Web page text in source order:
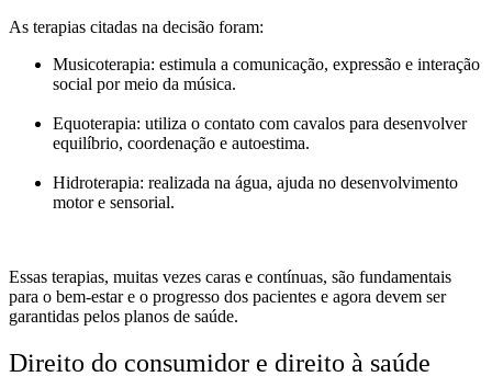
As terapias citadas na decisão foram:
Musicoterapia: estimula a comunicação, expressão e interação
social por meio da música.
Equoterapia: utiliza o contato com cavalos para desenvolver
equilíbrio, coordenação e autoestima.
Hidroterapia: realizada na água, ajuda no desenvolvimento
motor e sensorial.
Essas terapias, muitas vezes caras e contínuas, são fundamentais
para o bem-estar e o progresso dos pacientes e agora devem ser
garantidas pelos planos de saúde.
Direito do consumidor e direito à saúde